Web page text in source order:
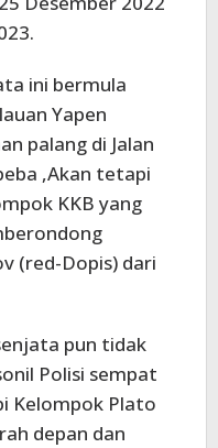
ini bermula
Yapen
palang di Jalan
,Akan tetapi
KKB yang
(red-Dopis) dari
pun tidak
Polisi sempat
Kelompok Plato
depan dan